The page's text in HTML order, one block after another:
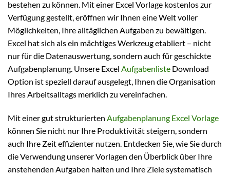
bestehen zu können. Mit einer Excel Vorlage kostenlos zur
Verfügung gestellt, eröffnen wir Ihnen eine Welt voller
Möglichkeiten, Ihre alltäglichen Aufgaben zu bewältigen.
Excel hat sich als ein mächtiges Werkzeug etabliert – nicht
nur für die Datenauswertung, sondern auch für geschickte
Aufgabenplanung. Unsere Excel Aufgabenliste Download
Option ist speziell darauf ausgelegt, Ihnen die Organisation
Ihres Arbeitsalltags merklich zu vereinfachen.
Mit einer gut strukturierten Aufgabenplanung Excel Vorlage
können Sie nicht nur Ihre Produktivität steigern, sondern
auch Ihre Zeit effizienter nutzen. Entdecken Sie, wie Sie durch
die Verwendung unserer Vorlagen den Überblick über Ihre
anstehenden Aufgaben halten und Ihre Ziele systematisch